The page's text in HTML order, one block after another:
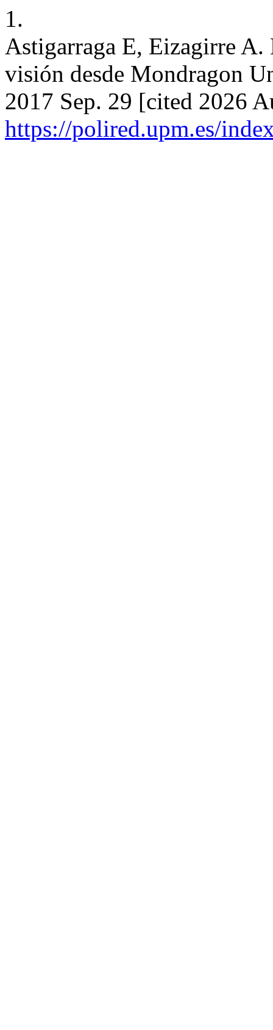
1.
Astigarraga E, Eizagirre
visión desde Mondragon
2017 Sep. 29 [cited 2026
https://polired.upm.es/